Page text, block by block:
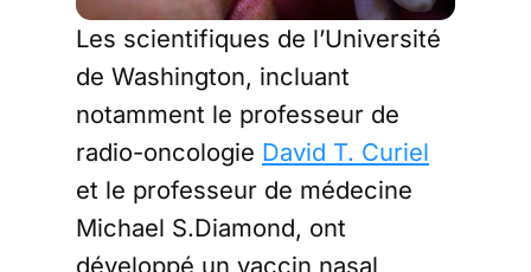
Les scientifiques de l’Université
de Washington, incluant
notamment le professeur de
radio-oncologie David T. Curiel
et le professeur de médecine
Michael S.Diamond, ont
développé un vaccin nasal